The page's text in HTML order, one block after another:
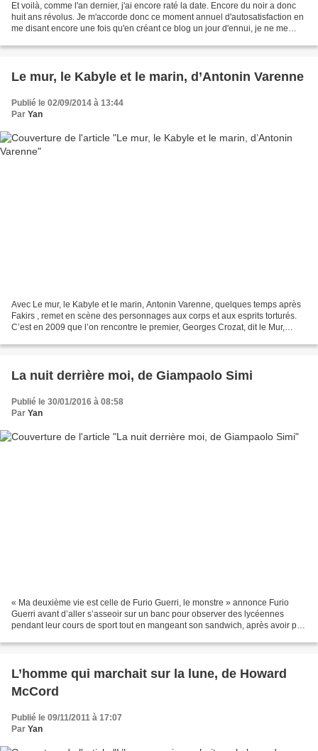
Et voilà, comme l'an dernier, j'ai encore raté la date. Encore du noir a donc
huit ans révolus. Je m'accorde donc ce moment annuel d'autosatisfaction en
me disant encore une fois qu'en créant ce blog un jour d'ennui, je ne me
Le mur, le Kabyle et le marin, d’Antonin Varenne
Publié le 02/09/2014 à 13:44
Par Yan
Avec Le mur, le Kabyle et le marin, Antonin Varenne, quelques temps après
Fakirs , remet en scène des personnages aux corps et aux esprits torturés.
C’est en 2009 que l’on rencontre le premier, Georges Crozat, dit le Mur,
La nuit derrière moi, de Giampaolo Simi
Publié le 30/01/2016 à 08:58
Par Yan
« Ma deuxième vie est celle de Furio Guerri, le monstre » annonce Furio
Guerri avant d’aller s’asseoir sur un banc pour observer des lycéennes
pendant leur cours de sport tout en mangeant son sandwich, après avoir pris
L’homme qui marchait sur la lune, de Howard
McCord
Publié le 09/11/2011 à 17:07
Par Yan